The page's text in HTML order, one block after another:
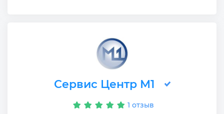
Сервис Центр М1
1 отзыв